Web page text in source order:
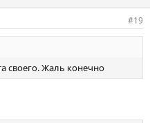
#19
своего. Жаль конечно